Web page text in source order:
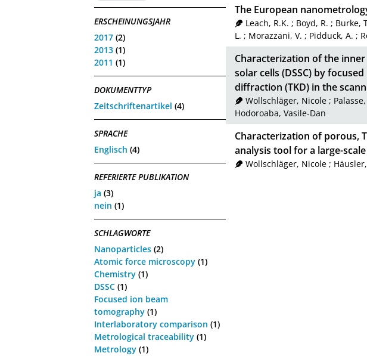
ERSCHEINUNGSJAHR
2017 (2)
2013 (1)
2011 (1)
DOKUMENTTYP
Zeitschriftenartikel (4)
SPRACHE
Englisch (4)
REFERIERTE PUBLIKATION
ja (3)
nein (1)
SCHLAGWORTE
Nanoparticles (2)
Atomic force microscopy (1)
Chemistry (1)
DSSC (1)
Focused ion beam
tomography (1)
Interlaboratory comparison (1)
Metrological traceability (1)
Metrology (1)
The European
Leach, R.K. ; Boyd, R. ; Burke,
L. ; Morazzani, V. ; Pidduck, A. ;
Characterization of the
solar cells (DSSC) by
diffraction (TKD) in the
Wollschläger, Nicole ;
Hodoroaba, Vasile-Dan
Characterization of porous,
analysis tool for a large-
Wollschläger, Nicole ;